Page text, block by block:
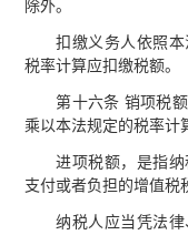
除外。
扣缴义务人依照
税率计算应扣缴税额。
第十六条 销项税
乘以本法规定的税率计
进项税额，是指
支付或者负担的增值税
纳税人应当凭法